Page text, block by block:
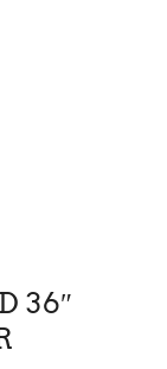
36″